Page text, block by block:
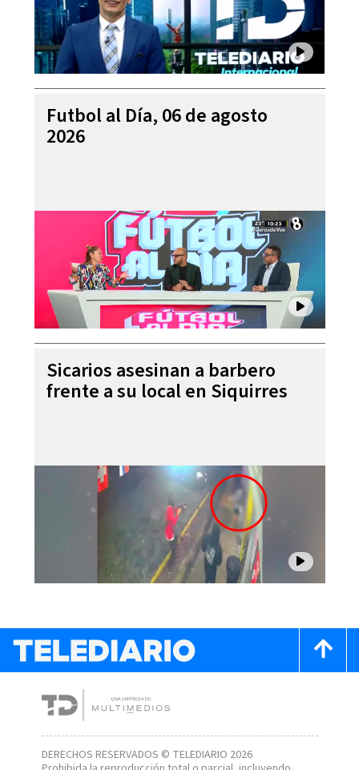
Futbol al Día, 06 de agosto
2026
Sicarios asesinan a barbero
frente a su local en Siquirres
DERECHOS RESERVADOS © TELEDIARIO 2026